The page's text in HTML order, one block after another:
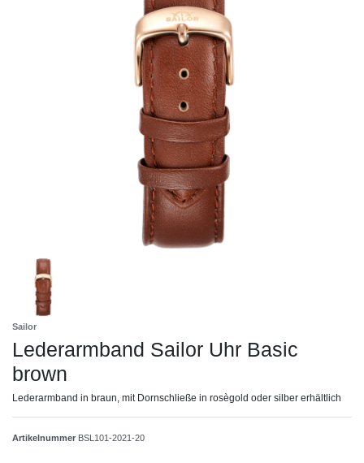
Sailor
Lederarmband Sailor Uhr Basic
brown
Lederarmband in braun, mit Dornschließe in rosègold oder silber erhältlich
Artikelnummer BSL101-2021-20